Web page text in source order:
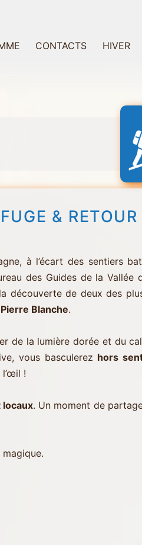
CONTACTS HIVER
& RETOUR
à l’écart des sentiers
des Guides de la Vallée
découverte de deux des
Blanche.
de la lumière dorée et du
vous basculerez hors
!
. Un moment de